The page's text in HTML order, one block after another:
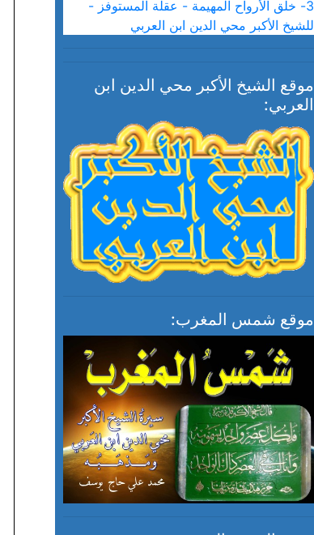
3- خلق الأرواح المهيمة - عقلة المستوفز -
للشيخ الأكبر محي الدين ابن العربي
موقع الشيخ الأكبر محي الدين ابن
العربي:
موقع شمس المغرب: